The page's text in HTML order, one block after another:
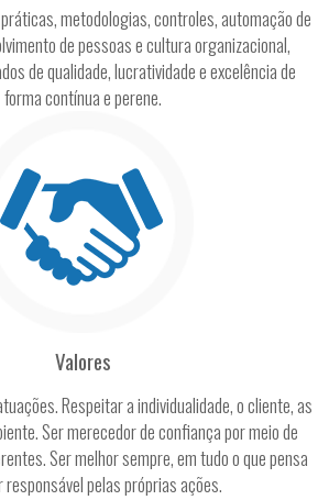
metodologias, controles, automação de
de pessoas e cultura organizacional,
de qualidade, lucratividade e excelência de
forma contínua e perene.
Valores
Respeitar a individualidade, o cliente, as
Ser merecedor de confiança por meio de
Ser melhor sempre, em tudo o que pensa
responsável pelas próprias ações.